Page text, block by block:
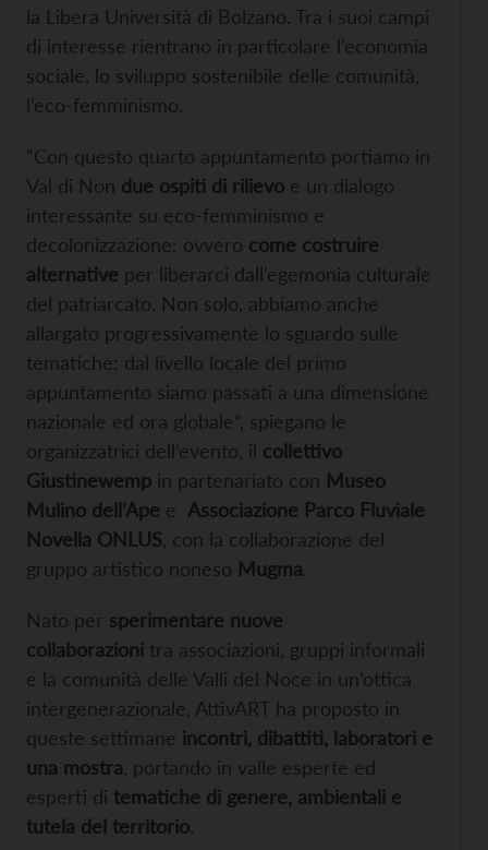
la Libera Università di Bolzano. Tra i suoi campi
di interesse rientrano in particolare l’economia
sociale, lo sviluppo sostenibile delle comunità,
l’eco-femminismo.
“Con questo quarto appuntamento portiamo in
Val di Non due ospiti di rilievo e un dialogo
interessante su eco-femminismo e
decolonizzazione: ovvero come costruire
alternative per liberarci dall’egemonia culturale
del patriarcato. Non solo, abbiamo anche
allargato progressivamente lo sguardo sulle
tematiche: dal livello locale del primo
appuntamento siamo passati a una dimensione
nazionale ed ora globale”, spiegano le
organizzatrici dell’evento, il collettivo
Giustinewemp in partenariato con Museo
Mulino dell’Ape e Associazione Parco Fluviale
Novella ONLUS , con la collaborazione del
gruppo artistico noneso Mugma.
Nato per sperimentare nuove
collaborazioni tra associazioni, gruppi informali
e la comunità delle Valli del Noce in un’ottica
intergenerazionale, AttivART ha proposto in
queste settimane incontri, dibattiti, laboratori e
una mostra , portando in valle esperte ed
esperti di tematiche di genere, ambientali e
tutela del territorio.